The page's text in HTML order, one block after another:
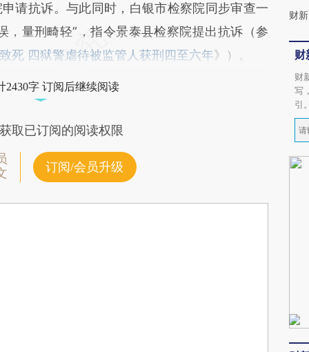
请抗诉。与此同时，白银市检察院同步审查一
，量刑畸轻”，指令景泰县检察院提出抗诉（参
死 四狱警虐待被监管人获刑四至六年》）。
2430字 订阅后继续阅读
取已订阅的阅读权限
订阅/会员升级
财
财
财
写
引